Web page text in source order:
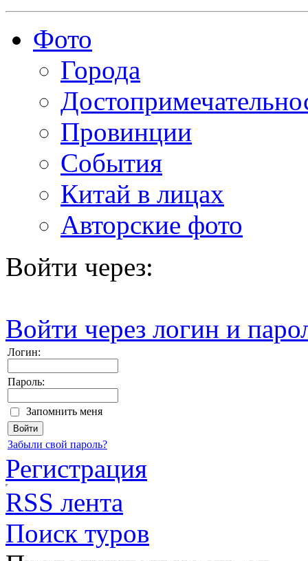
Фото
Города
Провинции
События
Китай в лицах
Авторские фото
Войти через:
Войти через логин и
Логин:
Пароль:
Запомнить меня
Забыли свой пароль?
Регистрация
RSS лента
Поиск туров